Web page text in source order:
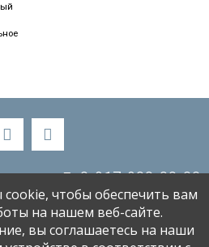
8-917-988-88-33
alenaski58@bk.ru
чтобы обеспечить вам
на нашем веб-сайте.
вы соглашаетесь на наши